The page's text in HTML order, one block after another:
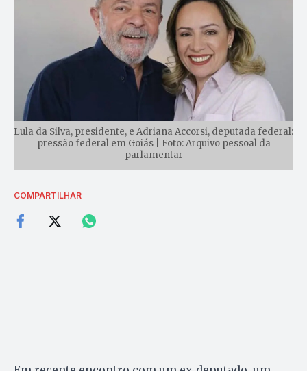
Lula da Silva, presidente, e Adriana Accorsi, deputada federal:
pressão federal em Goiás | Foto: Arquivo pessoal da
parlamentar
COMPARTILHAR